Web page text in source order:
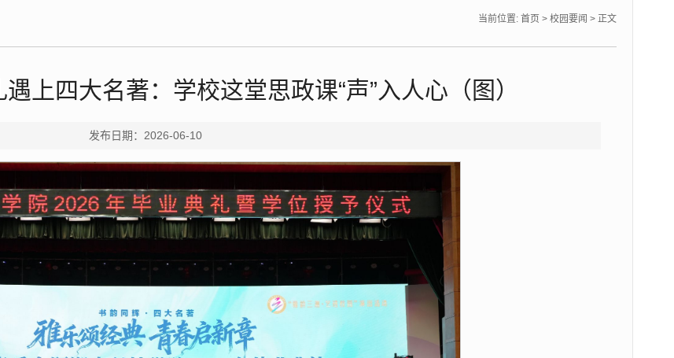
当前位置: 首页 > 校园要闻 > 正文
上四大名著：学校这堂思政课“声”入人心（图）
发布日期：2026-06-10